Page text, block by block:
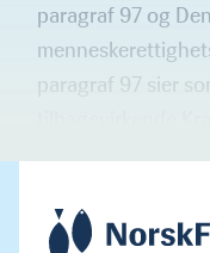
paragraf 97 og
paragraf 97 sier